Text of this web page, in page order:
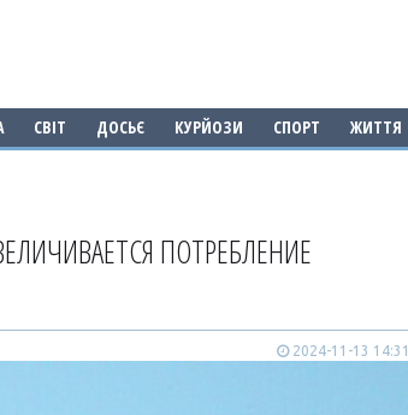
СВІТ ДОСЬЄ КУРЙОЗИ СПОРТ ЖИТТЯ
ПОТРЕБЛЕНИЕ
2024-11-13 14:31